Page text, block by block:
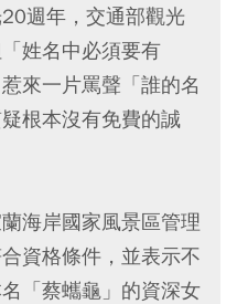
週年，交通部觀光
姓名中必須要有
來一片罵聲「誰的名
根本沒有免費的誠
海岸國家風景區管理
資格條件，並表示不
「蔡蠵龜」的資深女